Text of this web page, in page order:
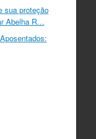
sua proteção
Abelha R…